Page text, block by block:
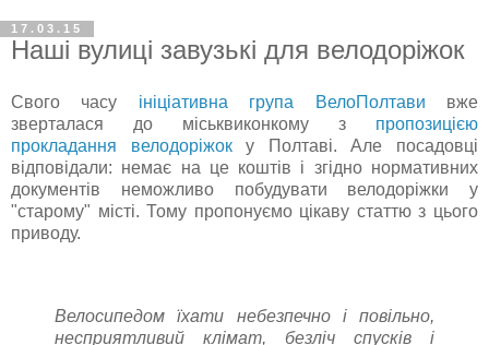
17.03.15
Наші вулиці завузькі для велодоріжок
Свого часу ініціативна група ВелоПолтави вже
зверталася до міськвиконкому з пропозицією
прокладання велодоріжоку Полтаві. Але посадовці
відповідали: немає на це коштів і згідно нормативних
документів неможливо побудувати велодоріжки у
"старому" місті. Тому пропонуємо цікаву статтю з цього
приводу.
Велосипедом їхати небезпечно і повільно,
несприятливий клімат, безліч спусків і